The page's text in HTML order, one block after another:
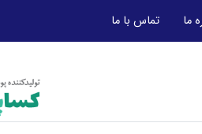
ما تماس با ما